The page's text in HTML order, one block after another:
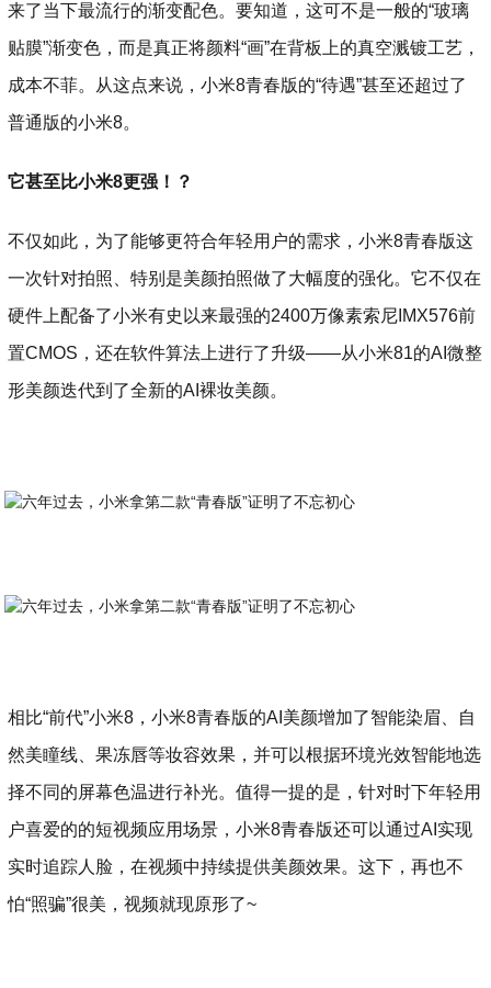
来了当下最流行的渐变配色。要知道，这可不是一般的“玻璃
贴膜”渐变色，而是真正将颜料“画”在背板上的真空溅镀工艺，
成本不菲。从这点来说，小米8青春版的“待遇”甚至还超过了
普通版的小米8。
它甚至比小米8更强！？
不仅如此，为了能够更符合年轻用户的需求，小米8青春版这
一次针对拍照、特别是美颜拍照做了大幅度的强化。它不仅在
硬件上配备了小米有史以来最强的2400万像素索尼IMX576前
置CMOS，还在软件算法上进行了升级——从小米81的AI微整
形美颜迭代到了全新的AI裸妆美颜。
相比“前代”小米8，小米8青春版的AI美颜增加了智能染眉、自
然美瞳线、果冻唇等妆容效果，并可以根据环境光效智能地选
择不同的屏幕色温进行补光。值得一提的是，针对时下年轻用
户喜爱的的短视频应用场景，小米8青春版还可以通过AI实现
实时追踪人脸，在视频中持续提供美颜效果。这下，再也不
怕“照骗”很美，视频就现原形了~